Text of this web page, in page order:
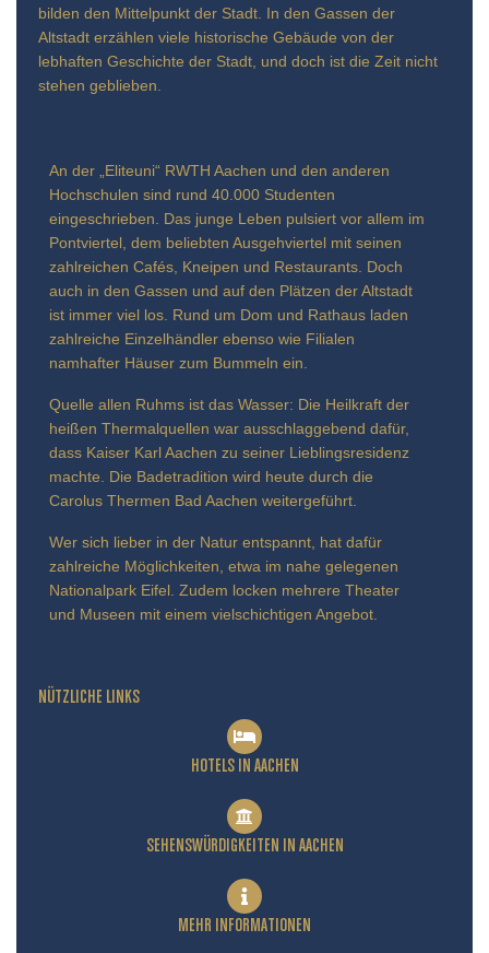
bilden den Mittelpunkt der Stadt. In den Gassen der
Altstadt erzählen viele historische Gebäude von der
lebhaften Geschichte der Stadt, und doch ist die Zeit nicht
stehen geblieben.
An der „Eliteuni“ RWTH Aachen und den anderen
Hochschulen sind rund 40.000 Studenten
eingeschrieben. Das junge Leben pulsiert vor allem im
Pontviertel, dem beliebten Ausgehviertel mit seinen
zahlreichen Cafés, Kneipen und Restaurants. Doch
auch in den Gassen und auf den Plätzen der Altstadt
ist immer viel los. Rund um Dom und Rathaus laden
zahlreiche Einzelhändler ebenso wie Filialen
namhafter Häuser zum Bummeln ein.
Quelle allen Ruhms ist das Wasser: Die Heilkraft der
heißen Thermalquellen war ausschlaggebend dafür,
dass Kaiser Karl Aachen zu seiner Lieblingsresidenz
machte. Die Badetradition wird heute durch die
Carolus Thermen Bad Aachen weitergeführt.
Wer sich lieber in der Natur entspannt, hat dafür
zahlreiche Möglichkeiten, etwa im nahe gelegenen
Nationalpark Eifel. Zudem locken mehrere Theater
und Museen mit einem vielschichtigen Angebot.
NÜTZLICHE LINKS
HOTELS IN AACHEN
SEHENSWÜRDIGKEITEN IN AACHEN
MEHR INFORMATIONEN